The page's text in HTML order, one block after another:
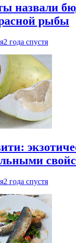
назвали
рыбы
2 года спустя
2 года спустя